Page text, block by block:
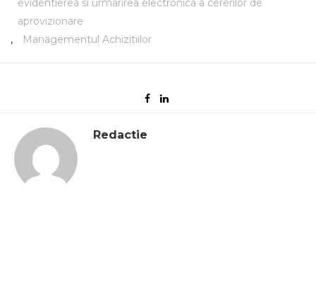
evidentierea si urmarirea electronica a cererilor de
aprovizionare
,
Managementul Achizitiilor
Redactie